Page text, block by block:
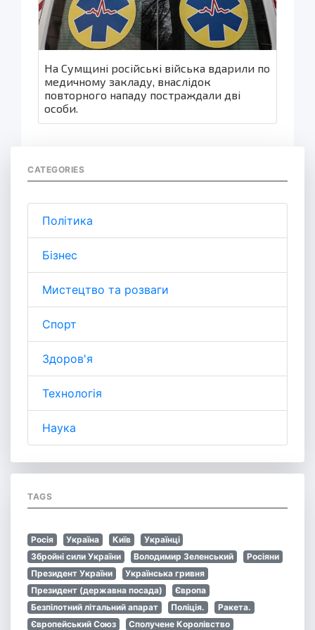
На Сумщині російські війська вдарили по
медичному закладу, внаслідок
повторного нападу постраждали дві
особи.
CATEGORIES
Політика
Бізнес
Мистецтво та розваги
Спорт
Здоров'я
Технологія
Наука
TAGS
Росія Україна Київ
Українці
Збройні сили України
Володимир Зеленський
Росіяни
Президент України
Українська гривня
Президент (державна посада)
Європа
Безпілотний літальний апарат
Поліція.
Ракета.
Європейський Союз
Сполучене Королівство